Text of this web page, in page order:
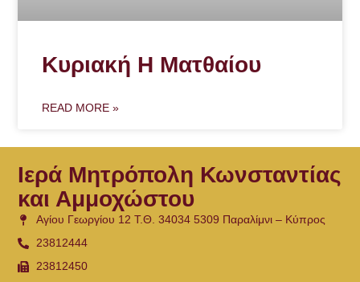
Κυριακή Η Ματθαίου
READ MORE »
Ιερά Μητρόπολη Κωνσταντίας
και Αμμοχώστου
Αγίου Γεωργίου 12 Τ.Θ. 34034 5309 Παραλίμνι – Κύπρος
23812444
23812450